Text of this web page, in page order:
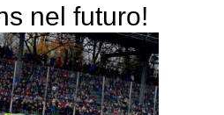
nel futuro!